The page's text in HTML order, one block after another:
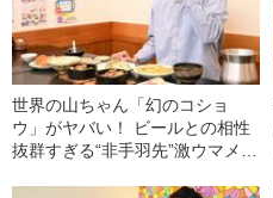
世界の山ちゃん「幻のコショ
ウ」がヤバい！ ビールとの相性
抜群すぎる“非手羽先”激ウマメニ